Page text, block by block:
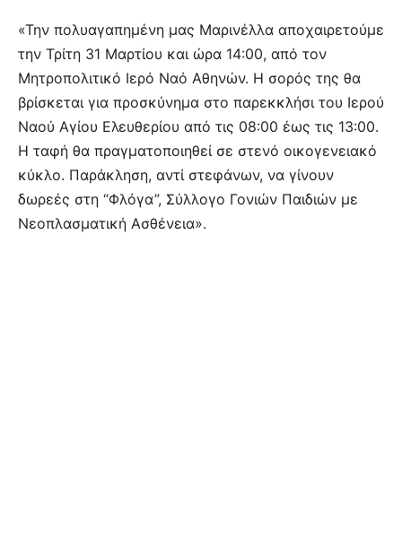
«Την πολυαγαπημένη μας Μαρινέλλα αποχαιρετούμε
την Τρίτη 31 Μαρτίου και ώρα 14:00, από τον
Μητροπολιτικό Ιερό Ναό Αθηνών. Η σορός της θα
βρίσκεται για προσκύνημα στο παρεκκλήσι του Ιερού
Ναού Αγίου Ελευθερίου από τις 08:00 έως τις 13:00.
Η ταφή θα πραγματοποιηθεί σε στενό οικογενειακό
κύκλο. Παράκληση, αντί στεφάνων, να γίνουν
δωρεές στη “Φλόγα”, Σύλλογο Γονιών Παιδιών με
Νεοπλασματική Ασθένεια».